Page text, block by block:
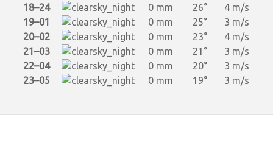
18–24
0 mm 26°
4 m/s
19–01
0 mm 25°
3 m/s
20–02
0 mm 23°
4 m/s
21–03
0 mm 21°
3 m/s
22–04
0 mm 20°
3 m/s
23–05
0 mm 19° 3 m/s